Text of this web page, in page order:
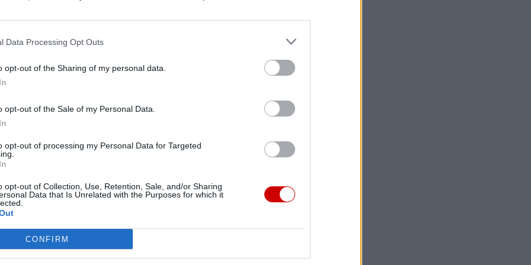
Data Processing Opt Outs
opt-out of the Sharing of my personal data.
opt-out of the Sale of my Personal Data.
opt-out of processing my Personal Data for Targeted
opt-out of Collection, Use, Retention, Sale, and/or Sharing
Data that Is Unrelated with the Purposes for which it
CONFIRM
jest populistycznie rozumiany nacjonalizm,
budowanie wspólnoty międzyludzkiej.
coraz bardziej obecna we
a przede wszystkim otwiera nas na wartość
– większość współczesnych
przemyślenia naszego stylu życia, który – jak
nieustannego postępu i wzrostu konsumpcji,
rozwoju. Z kolei dla Kościoła
być wezwaniem do zdwojenia wysiłku w
odpowiedzi Kościoła w Deklaracji „Dignitas
ks. Jarosław Mikuczewski SJ, a o postulowanej
i budowania ekologii integralnej, mówił
Pawła II w Krakowie.